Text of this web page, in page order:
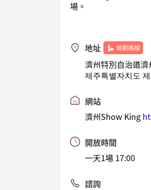
場。
地址 規劃路線
濟州特別自治道
제주특별자치도
網站
濟州Show King
開放時間
一天1場 17:00
諮詢